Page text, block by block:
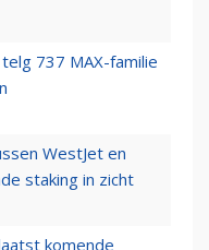
737 MAX-familie
WestJet en
staking in zicht
komende